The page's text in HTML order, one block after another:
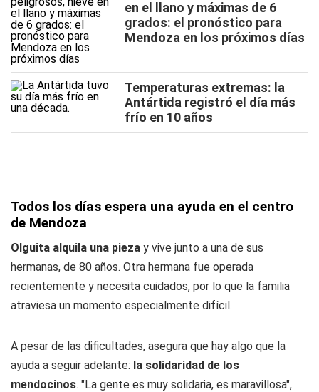
en el llano y máximas de 6
grados: el pronóstico para
Mendoza en los próximos días
Temperaturas extremas: la
Antártida registró el día más
frío en 10 años
Todos los días espera una ayuda en el centro
de Mendoza
Olguita alquila una pieza y vive junto a una de sus
hermanas, de 80 años. Otra hermana fue operada
recientemente y necesita cuidados, por lo que la familia
atraviesa un momento especialmente difícil.
A pesar de las dificultades, asegura que hay algo que la
ayuda a seguir adelante: la solidaridad de los
mendocinos. "La gente es muy solidaria, es maravillosa",